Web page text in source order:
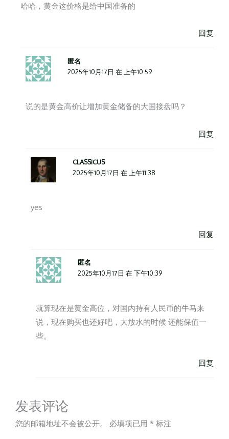
哈哈，黄金这价格是给中国准备的
回复
匿名
2025年10月17日 在 上午10:59
说的是黄金高价让增加黄金储备的大国接盘吗？
回复
CLASSICUS
2025年10月17日 在 上午11:38
yes
回复
匿名
2025年10月17日 在 下午10:39
就算现在是黄金高位，对国内持有人民币的牛马来
说，现在购买也还好吧，大放水的时候 还能保值一
些。
回复
发表评论
您的邮箱地址不会被公开。 必填项已用 * 标注